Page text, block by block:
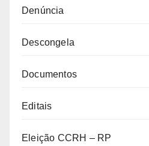
Denúncia
Descongela
Documentos
Editais
Eleição CCRH – RP